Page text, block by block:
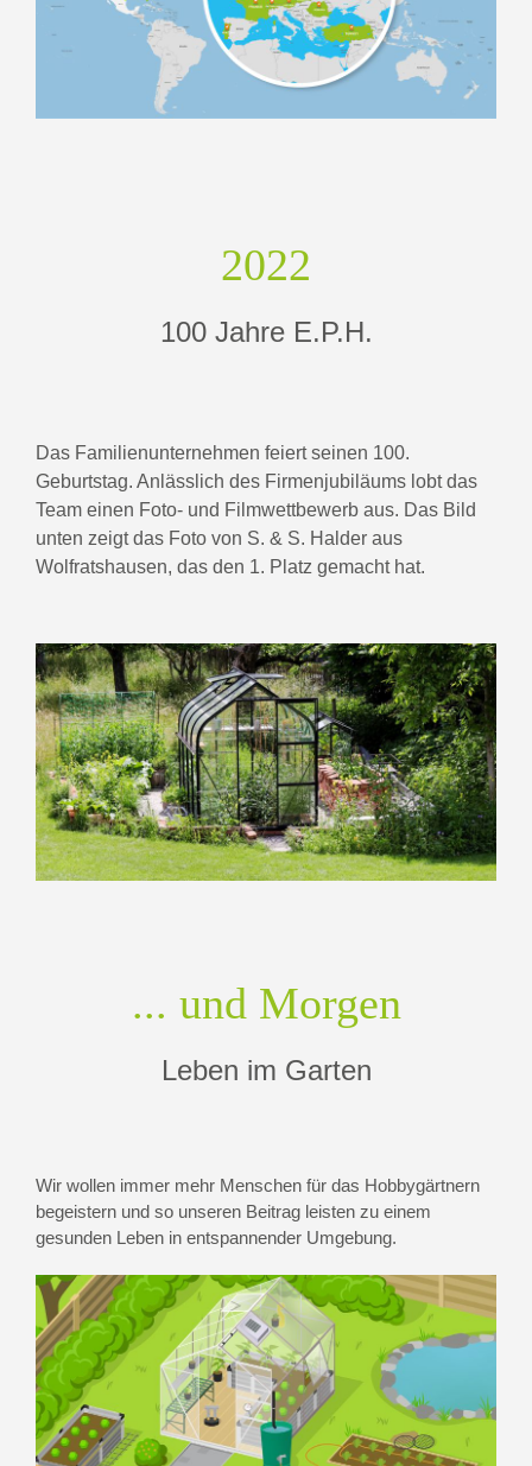
2022
100 Jahre E.P.H.
Das Familienunternehmen feiert seinen 100.
Geburtstag. Anlässlich des Firmenjubiläums lobt das
Team einen Foto- und Filmwettbewerb aus. Das Bild
unten zeigt das Foto von S. & S. Halder aus
Wolfratshausen, das den 1. Platz gemacht hat.
... und Morgen
Leben im Garten
Wir wollen immer mehr Menschen für das Hobbygärtnern
begeistern und so unseren Beitrag leisten zu einem
gesunden Leben in entspannender Umgebung.